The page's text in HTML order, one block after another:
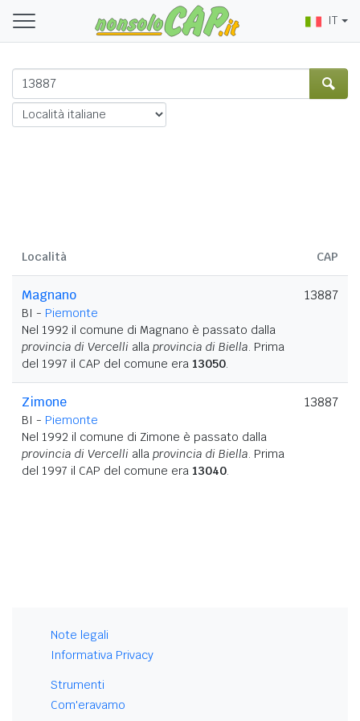
IT
Località CAP
Magnano
BI - Piemonte
Nel 1992 il comune di Magnano è passato dalla
provincia di Vercelli alla provincia di Biella. Prima
del 1997 il CAP del comune era 13050.
13887
Zimone
BI - Piemonte
Nel 1992 il comune di Zimone è passato dalla
provincia di Vercelli alla provincia di Biella. Prima
del 1997 il CAP del comune era 13040.
13887
Note legali
Informativa Privacy
Strumenti
Com'eravamo